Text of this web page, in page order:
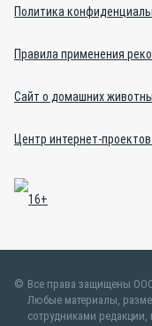
Политика
Правила применения
Сайт о домашних
Центр интернет-
Все права защищены
Любые материалы,
сотрудниками